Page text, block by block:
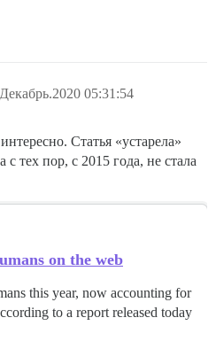
05:31:54
Статья «устарела»
с тех пор, с 2015 года, не стала
on the web
this year, now accounting for
to a report released today